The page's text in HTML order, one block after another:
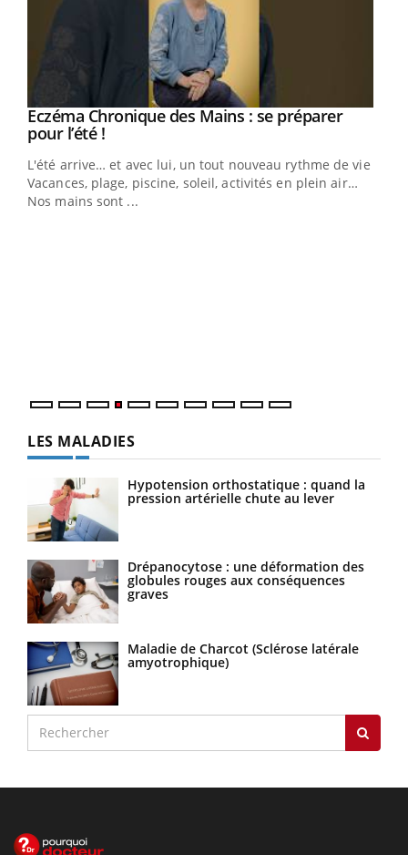
Youtube
Eczéma Chronique des Mains : se préparer
pour l’été !Youtube
L'été arrive… et avec lui, un tout nouveau rythme de vie !
Vacances, plage, piscine, soleil, activités en plein air…
Nos mains sont ...
LES MALADIES
Hypotension orthostatique : quand la
pression artérielle chute au lever
Drépanocytose : une déformation des
globules rouges aux conséquences
graves
Maladie de Charcot (Sclérose latérale
amyotrophique)